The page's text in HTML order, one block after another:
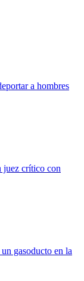
a hombres
juez crítico con
gasoducto en la